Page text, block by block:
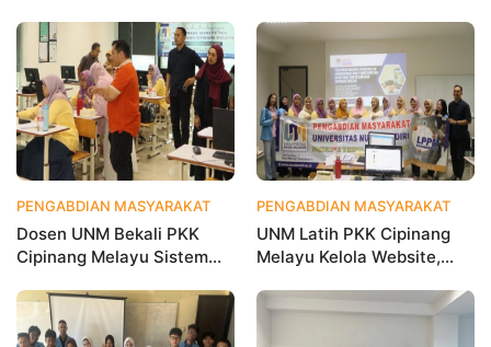
Branding Digital
agar Instagram Klub
Olahraga Makin Viral
PENGABDIAN MASYARAKAT 1 bulan yang lalu
Dosen UNM Bekali PKK
Cipinang Melayu Sistem
Dorong Pemberdayaan
Berbasis Data
PENGABDIAN MASYARAKAT
UNM Latih PKK Cipinang
Melayu Kelola Website,
Digital Masyarakat